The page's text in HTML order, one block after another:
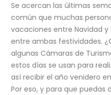
Se acercan las últimas
común que muchas
vacaciones entre Navidad y
entre ambas festividades.
algunas Cámaras de
estos días se usan para
así recibir el año venidero
Por eso, y para que puedas